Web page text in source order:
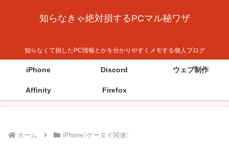
知らなきゃ絶対損するPCマル秘ワザ
知らなくて損したPC情報とかを分かりやすくメモする個人ブログ
iPhone Discord ウェブ制作
Affinity Firefox
ホーム iPhone（ケータイ関連）